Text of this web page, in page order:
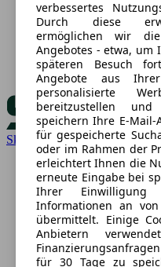
Skoda
verbessertes
Durch diese
ermöglichen wir die
Angebotes - etwa, um
späteren Besuch
Angebote aus
personalisierte
bereitzustellen
speichern Ihre E-Mail-
für gespeicherte
oder im Rahmen der
erleichtert Ihnen die
erneute Eingabe bei
Ihrer Einwilligung
Informationen an
übermittelt. Einige
Anbietern
für 30 Tage zu